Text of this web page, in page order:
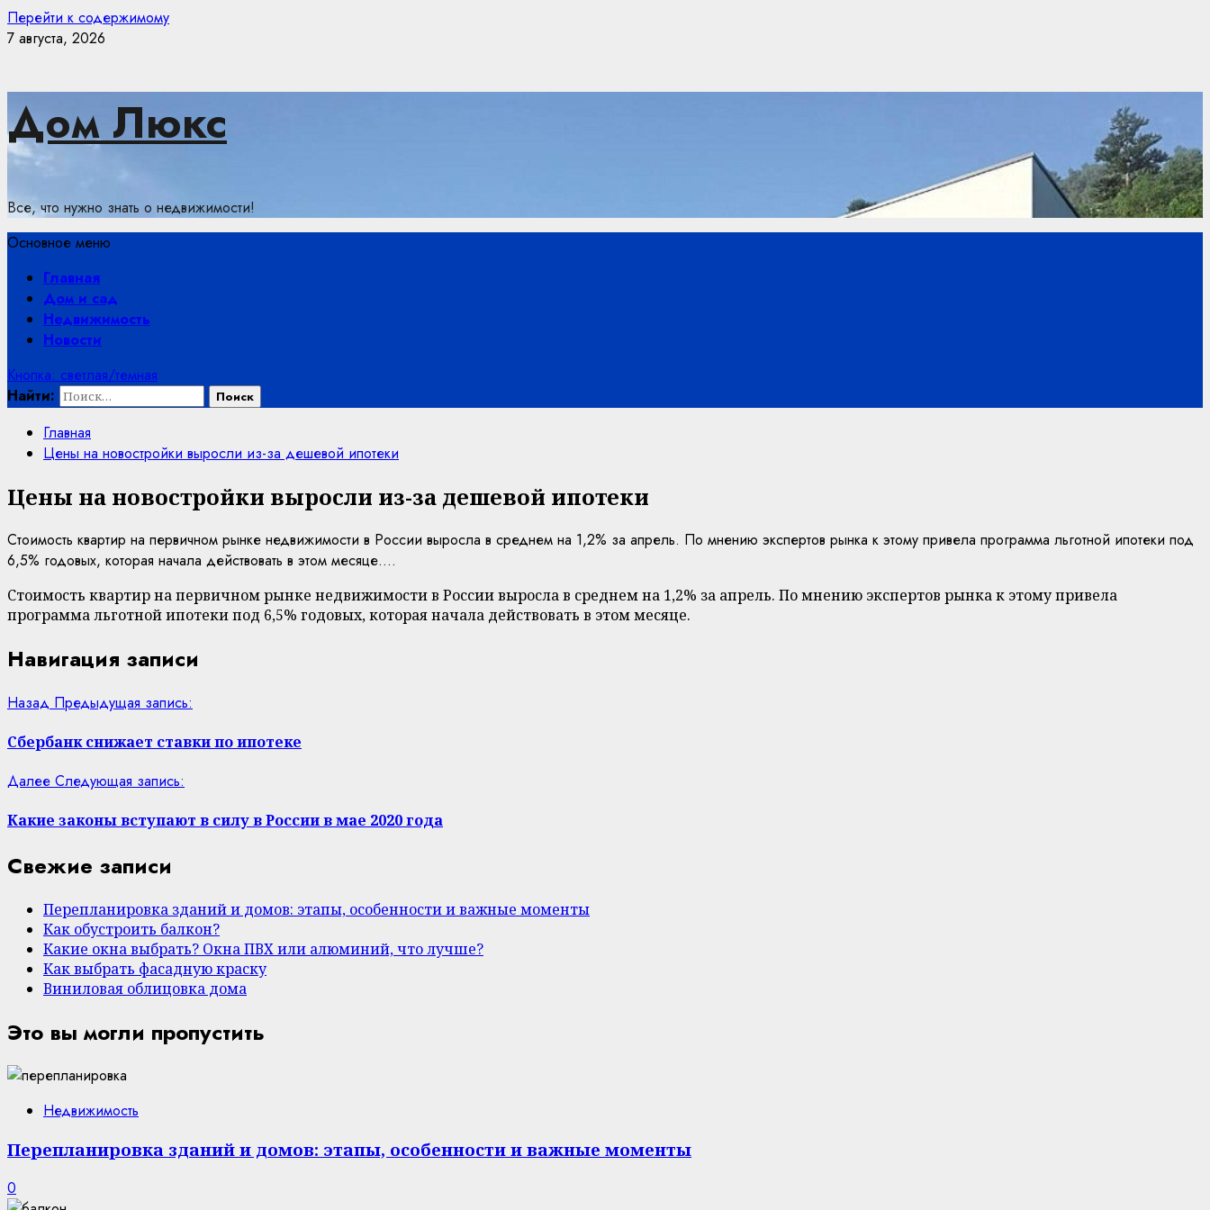
Перейти к содержимому
7 августа, 2026
Дом Люкс
Все, что нужно знать о недвижимости!
Основное меню
Главная
Дом и сад
Недвижимость
Новости
Кнопка: светлая/темная
Найти:
Главная
Цены на новостройки выросли из-за дешевой ипотеки
Цены на новостройки выросли из-за дешевой ипотеки
Стоимость квартир на первичном рынке недвижимости в России выросла в среднем на 1,2% за апрель. По мнению экспертов рынка к этому привела программа льготной ипотеки под
6,5% годовых, которая начала действовать в этом месяце....
Стоимость квартир на первичном рынке недвижимости в России выросла в среднем на 1,2% за апрель. По мнению экспертов рынка к этому привела
программа льготной ипотеки под 6,5% годовых, которая начала действовать в этом месяце.
Навигация записи
Назад Предыдущая запись:
Сбербанк снижает ставки по ипотеке
Далее Следующая запись:
Какие законы вступают в силу в России в мае 2020 года
Свежие записи
Перепланировка зданий и домов: этапы, особенности и важные моменты
Как обустроить балкон?
Какие окна выбрать? Окна ПВХ или алюминий, что лучше?
Как выбрать фасадную краску
Виниловая облицовка дома
Это вы могли пропустить
Недвижимость
Перепланировка зданий и домов: этапы, особенности и важные моменты
0